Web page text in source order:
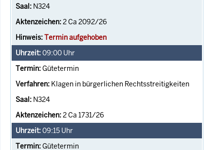
N324
2 Ca 2092/26
Termin aufgehoben
09:00 Uhr
Gütetermin
Klagen in bürgerlichen Rechtsstreitigkeiten
N324
2 Ca 1731/26
09:15 Uhr
Gütetermin